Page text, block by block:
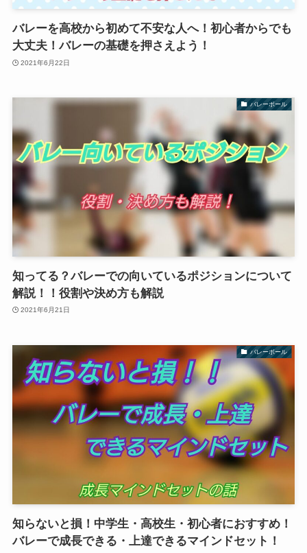
バレーを高校から初めて不安な人へ！初心者からでも
大丈夫！バレーの基礎を押さえよう！
2021年6月22日
バレーボール
知ってる？バレーでの向いているポジションについて
解説！！役割や決め方も解説
2021年6月21日
バレーボール
知らないと損！中学生・高校生・初心者におすすめ！
バレーで成長できる・上達できるマインドセット！